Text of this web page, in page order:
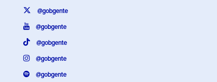
@gobgente
@gobgente
@gobgente
@gobgente
@gobgente